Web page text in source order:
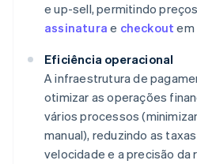
e up-sell, permitindo
assinatura e checkout em
Eficiência operacional
A infraestrutura de
otimizar as operações
vários processos
manual), reduzindo as
velocidade e a precisão da